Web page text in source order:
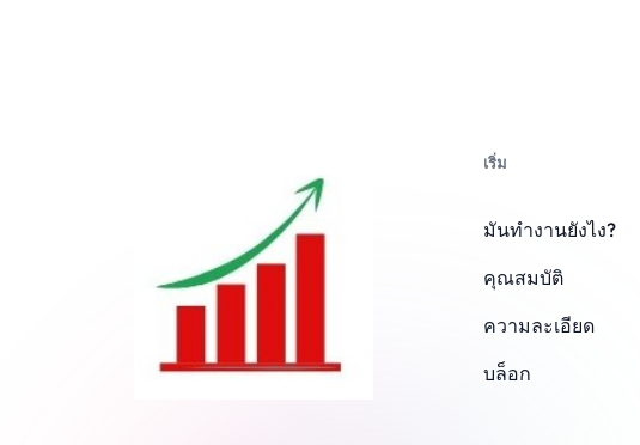
เริ่ม
มันทํางานยังไง?
คุณสมบัติ
ความละเอียด
บล็อก